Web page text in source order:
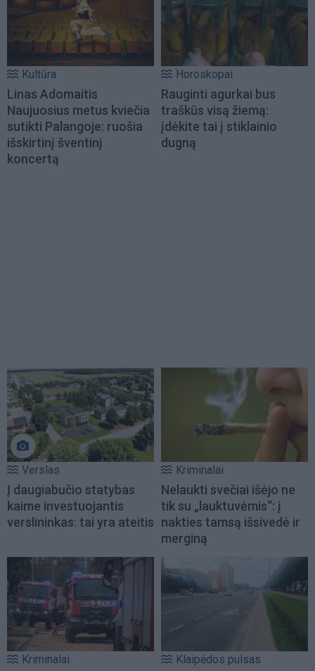
Kultūra
Linas Adomaitis
Naujuosius metus kviečia
sutikti Palangoje: ruošia
išskirtinį šventinį
koncertą
Horoskopai
Rauginti agurkai bus
traškūs visą žiemą:
įdėkite tai į stiklainio
dugną
Verslas
Į daugiabučio statybas
kaime investuojantis
verslininkas: tai yra ateitis
Kriminalai
Nelaukti svečiai išėjo ne
tik su „lauktuvėmis“: į
nakties tamsą išsivedė ir
merginą
Kriminalai Klaipėdos pulsas